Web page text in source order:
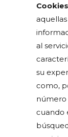
al
su
como,
número
cuando